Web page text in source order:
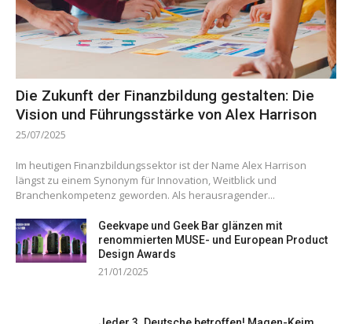
Die Zukunft der Finanzbildung gestalten: Die
Vision und Führungsstärke von Alex Harrison
25/07/2025
Im heutigen Finanzbildungssektor ist der Name Alex Harrison
längst zu einem Synonym für Innovation, Weitblick und
Branchenkompetenz geworden. Als herausragender...
Geekvape und Geek Bar glänzen mit
renommierten MUSE- und European Product
Design Awards
21/01/2025